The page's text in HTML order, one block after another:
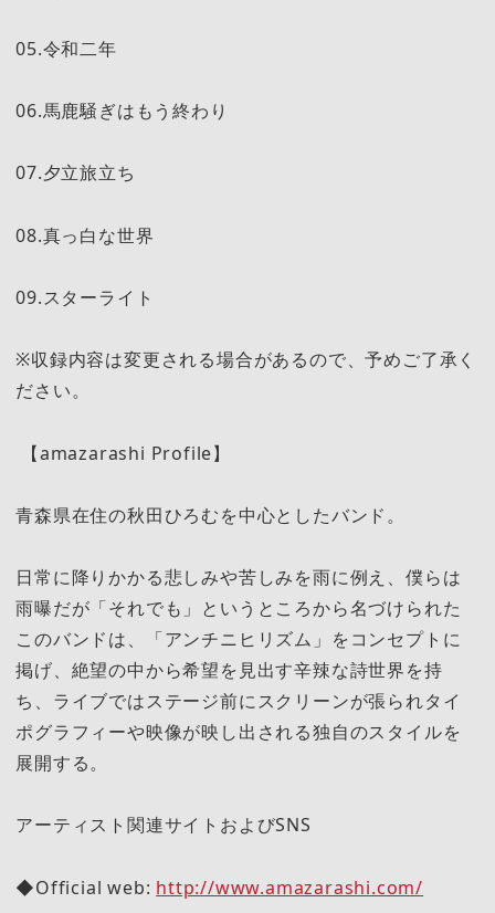
05.令和二年
06.馬鹿騒ぎはもう終わり
07.夕立旅立ち
08.真っ白な世界
09.スターライト
※収録内容は変更される場合があるので、予めご了承く
ださい。
【amazarashi Profile】
青森県在住の秋田ひろむを中心としたバンド。
日常に降りかかる悲しみや苦しみを雨に例え、僕らは
雨曝だが「それでも」というところから名づけられた
このバンドは、「アンチニヒリズム」をコンセプトに
掲げ、絶望の中から希望を見出す辛辣な詩世界を持
ち、ライブではステージ前にスクリーンが張られタイ
ポグラフィーや映像が映し出される独自のスタイルを
展開する。
アーティスト関連サイトおよびSNS
◆Official web: http://www.amazarashi.com/